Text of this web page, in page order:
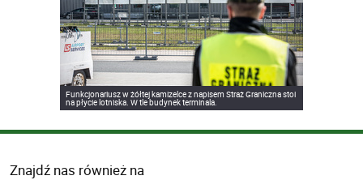
Funkcjonariusz w żółtej kamizelce z napisem Straż Graniczna stoi
na płycie lotniska. W tle budynek terminala.
Znajdź nas również na